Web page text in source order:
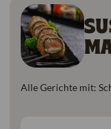
Alle Gerichte mit: